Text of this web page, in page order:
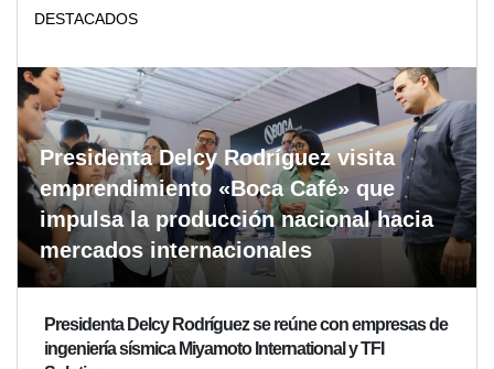
DESTACADOS
Presidenta Delcy Rodríguez visita
emprendimiento «Boca Café» que
impulsa la producción nacional hacia
mercados internacionales
Presidenta Delcy Rodríguez se reúne con empresas de
ingeniería sísmica Miyamoto International y TFI